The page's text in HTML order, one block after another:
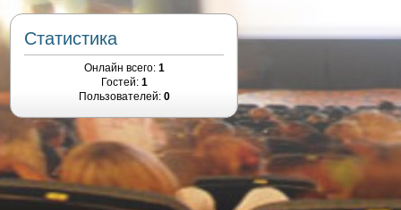
Статистика
Онлайн всего: 1
Гостей: 1
Пользователей: 0